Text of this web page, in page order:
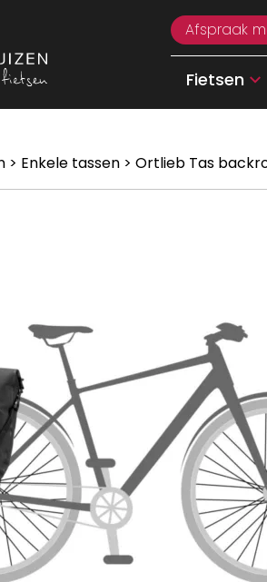
Afspraak
Fietsen
> Enkele tassen > Ortlieb Tas